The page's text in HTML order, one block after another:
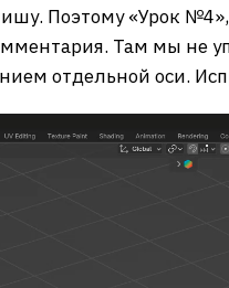
Поэтому «Урок
Там мы не
отдельной оси.